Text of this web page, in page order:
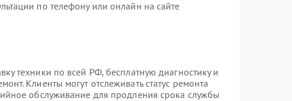
по телефону или онлайн на сайте
техники по всей РФ, бесплатную диагностику и
Клиенты могут отслеживать статус ремонта
обслуживание для продления срока службы